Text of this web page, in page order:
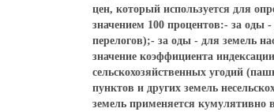
цен, который используется для
значением 100 процентов:- за оды
перелогов);- за оды - для земель
значение коэффициента
сельскохозяйственных угодий
пунктов и других земель
земель применяется кумулятивно